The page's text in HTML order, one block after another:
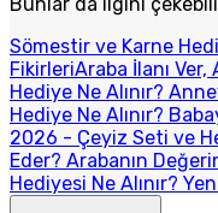
Sömestir ve Karne
FikirleriAraba İlanı Ver,
Hediye Ne Alınır?
Hediye Ne Alınır?
2026 - Çeyiz Seti ve
Eder? Arabanın
Hediyesi Ne Alınır?